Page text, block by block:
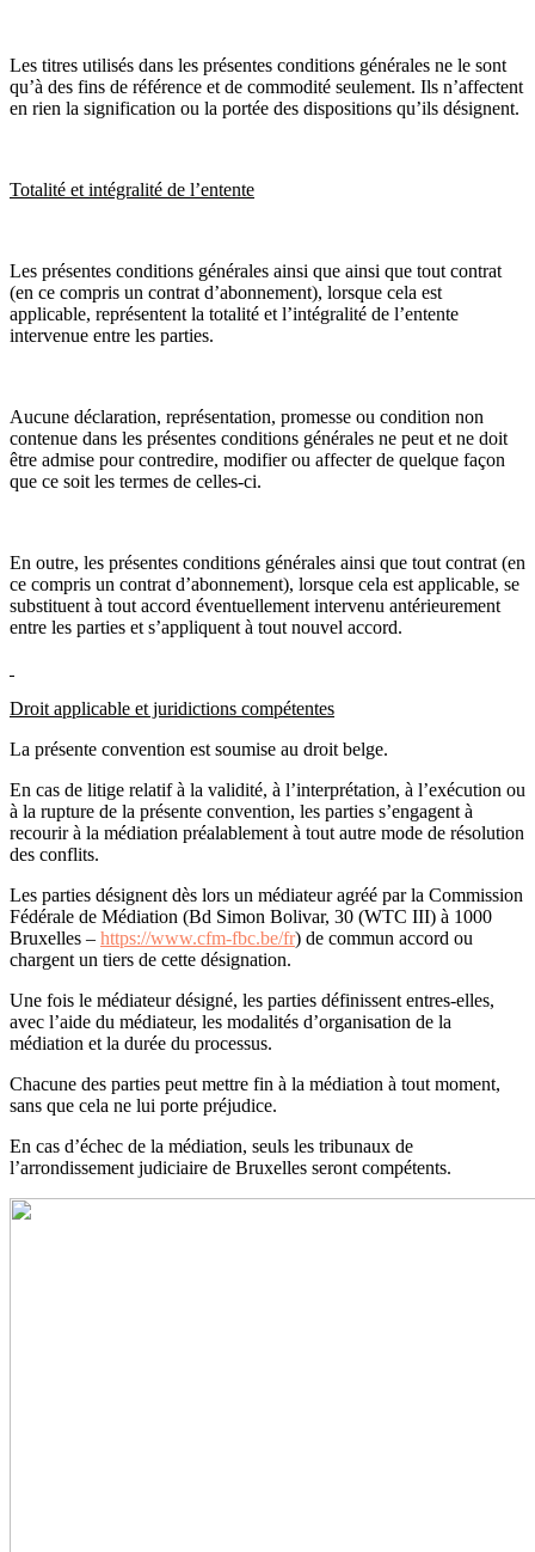
Les titres utilisés dans les présentes conditions générales ne le sont
qu’à des fins de référence et de commodité seulement. Ils n’affectent
en rien la signification ou la portée des dispositions qu’ils désignent.
Totalité et intégralité de l’entente
Les présentes conditions générales ainsi que ainsi que tout contrat
(en ce compris un contrat d’abonnement), lorsque cela est
applicable, représentent la totalité et l’intégralité de l’entente
intervenue entre les parties.
Aucune déclaration, représentation, promesse ou condition non
contenue dans les présentes conditions générales ne peut et ne doit
être admise pour contredire, modifier ou affecter de quelque façon
que ce soit les termes de celles-ci.
En outre, les présentes conditions générales ainsi que tout contrat (en
ce compris un contrat d’abonnement), lorsque cela est applicable, se
substituent à tout accord éventuellement intervenu antérieurement
entre les parties et s’appliquent à tout nouvel accord.
Droit applicable et juridictions compétentes
La présente convention est soumise au droit belge.
En cas de litige relatif à la validité, à l’interprétation, à l’exécution ou
à la rupture de la présente convention, les parties s’engagent à
recourir à la médiation préalablement à tout autre mode de résolution
des conflits.
Les parties désignent dès lors un médiateur agréé par la Commission
Fédérale de Médiation (Bd Simon Bolivar, 30 (WTC III) à 1000
Bruxelles – https://www.cfm-fbc.be/fr) de commun accord ou
chargent un tiers de cette désignation.
Une fois le médiateur désigné, les parties définissent entres-elles,
avec l’aide du médiateur, les modalités d’organisation de la
médiation et la durée du processus.
Chacune des parties peut mettre fin à la médiation à tout moment,
sans que cela ne lui porte préjudice.
En cas d’échec de la médiation, seuls les tribunaux de
l’arrondissement judiciaire de Bruxelles seront compétents.